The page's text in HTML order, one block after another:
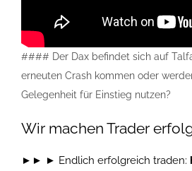
#### Der Dax befindet sich auf
erneuten Crash kommen oder
Gelegenheit für Einstieg nutzen?
Wir machen Trader
►► ► Endlich erfolgreich traden: